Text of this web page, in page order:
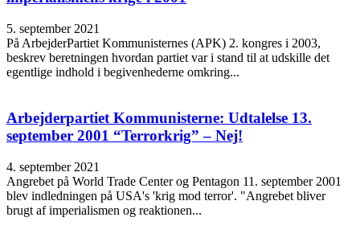
5. september 2021
På ArbejderPartiet Kommunisternes (APK) 2. kongres i 2003,
beskrev beretningen hvordan partiet var i stand til at udskille det
egentlige indhold i begivenhederne omkring...
Arbejderpartiet Kommunisterne: Udtalelse 13.
september 2001 “Terrorkrig” – Nej!
4. september 2021
Angrebet på World Trade Center og Pentagon 11. september 2001
blev indledningen på USA's 'krig mod terror'. "Angrebet bliver
brugt af imperialismen og reaktionen...